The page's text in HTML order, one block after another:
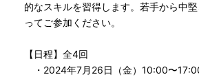
的なスキルを習得します。若手から中
ってご参加ください。
【日程】全4回
・2024年7月26日（金）10:00〜